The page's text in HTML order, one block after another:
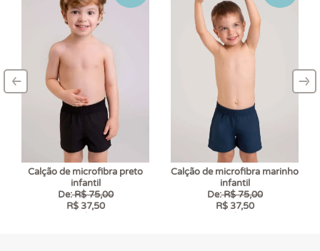
Calção de microfibra preto
infantil
De:R$ 75,00
R$ 37,50
Calção de microfibra marinho
infantil
De:R$ 75,00
R$ 37,50
–
‹ –
›